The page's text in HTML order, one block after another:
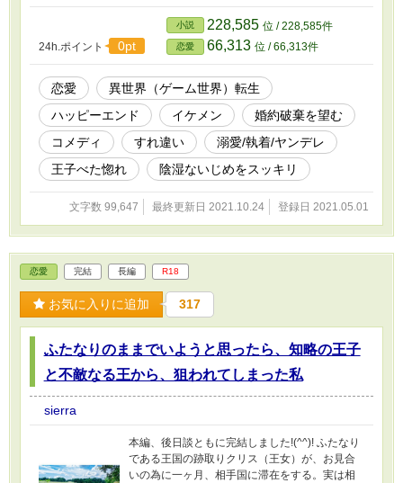
は攻略相手の男性ではなく、なぜかエリカに狙
いを定めて……。女性なのに引き締まった身体
に広い肩幅は、ゲーム補正されるのですか？
24h.ポイント
0pt
小説 228,585 位 / 228,585件
恋愛 66,313 位 / 66,313件
恋愛
異世界（ゲーム世界）転生
ハッピーエンド
イケメン
婚約破棄を望む
コメディ
すれ違い
溺愛/執着/ヤンデレ
王子べた惚れ
陰湿ないじめをスッキリ
文字数 99,647 最終更新日 2021.10.24 登録日 2021.05.01
恋愛 完結 長編 R18
お気に入りに追加 317
ふたなりのままでいようと思ったら、知略の王子
と不敵なる王から、狙われてしまった私
sierra
本編、後日談ともに完結しました!(^^)! ふたなり
である王国の跡取りクリス（王女）が、お見合
いの為に一ヶ月、相手国に滞在をする。実は相